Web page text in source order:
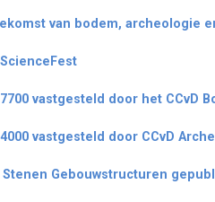
van bodem, archeologie
vastgesteld door het CCvD
vastgesteld door CCvD
Gebouwstructuren